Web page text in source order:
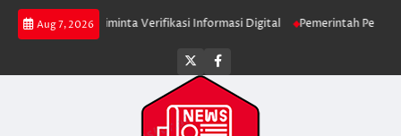
Skip
Aug 7, 2026
Publik Diminta Verifikasi Informasi Digital Pemerintah Perkuat
Twitterfacebook